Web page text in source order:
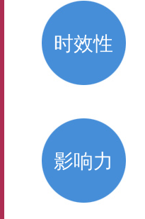
时效性
影响力